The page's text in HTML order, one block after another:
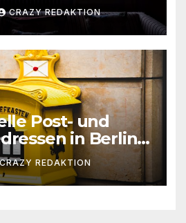
und
Schätze
CRAZY REDAKTION
Post- und
in Berlin
Gründer
REDAKTION